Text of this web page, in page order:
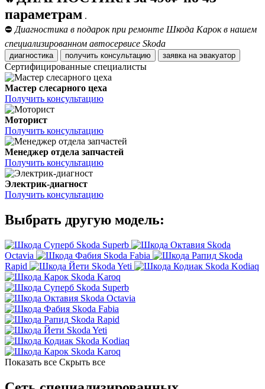
параметрам .
⛔ Диагностика в подарок при ремонте Шкода Карок в нашем
специализированном автосервисе Skoda
диагностика получить консультацию заявка на эвакуатор
Сертифицированные специалисты
Мастер слесарного цеха
Получить консультацию
Моторист
Получить консультацию
Менеджер отдела запчастей
Получить консультацию
Электрик-диагност
Получить консультацию
Выбрать другую модель:
Skoda Superb
Skoda
Octavia
Skoda Fabia
Skoda
Rapid
Skoda Yeti
Skoda Kodiaq
Skoda Karoq
Skoda Superb
Skoda Octavia
Skoda Fabia
Skoda Rapid
Skoda Yeti
Skoda Kodiaq
Skoda Karoq
Показать все Скрыть все